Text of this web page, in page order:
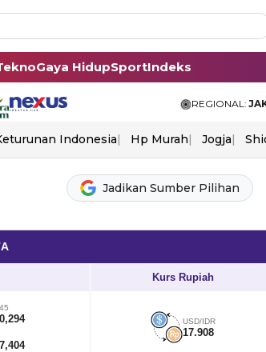
Gaya HidupSportIndeks
REGIONAL:
Indonesia Hp Murah Jogja
Jadikan Sumber Pilihan
Kurs Rupiah
USD/IDR
17.908